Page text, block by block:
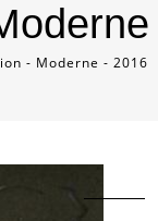
- Moderne - 2016